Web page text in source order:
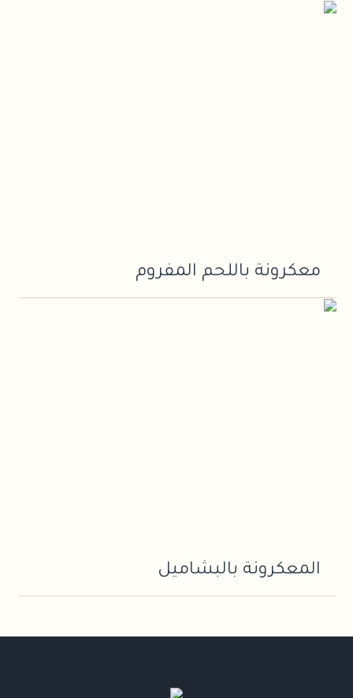
معكرونة باللحم المفروم
المعكرونة بالبشاميل